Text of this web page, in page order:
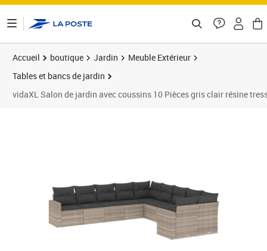
Accueil boutique Jardin
Meuble Extérieur
Tables et bancs de jardin
vidaXL Salon de jardin avec coussins 10 Pièces gris clair résine